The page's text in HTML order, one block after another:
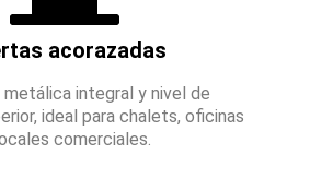
acorazadas
integral y nivel de
ideal para chalets, oficinas
comerciales.